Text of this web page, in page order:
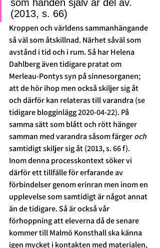
som handen själv är del av.
(2013, s. 66)
Kroppen och världens sammanhängande
så väl som åtskillnad. Närhet såväl som
avstånd i tid och i rum. Så har Helena
Dahlberg även tidigare pratat om
Merleau-Pontys syn på sinnesorganen;
att de hör ihop men också skiljer sig åt
och därför kan relateras till varandra (se
tidigare blogginlägg 2020-04-22). På
samma sätt som blått och rött hänger
samman med varandra såsom färger och
samtidigt skiljer sig åt (2013, s. 66 f).
Inom denna processkontext söker vi
därför ett tillfälle för erfarande av
förbindelser genom erinran men inom en
upplevelse som samtidigt är något annat
än de tidigare. Så är också vår
förhoppning att eleverna då de senare
kommer till Malmö Konsthall ska känna
igen mycket i kontakten med materialen,